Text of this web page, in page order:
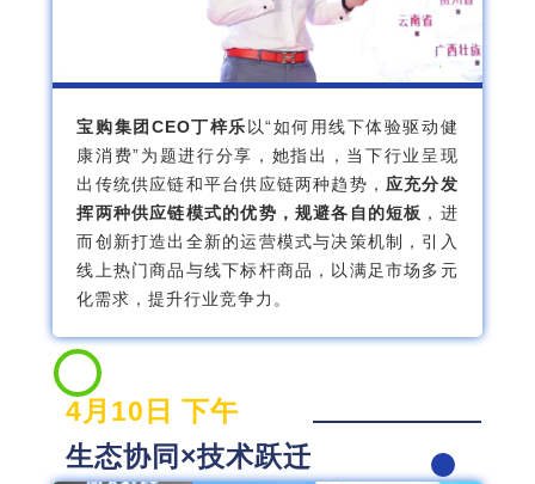
宝购集团CEO丁梓乐 以“如何用线下体验驱动健
康消费”为题进行分享，她指出，当下行业呈现
出传统供应链和平台供应链两种趋势， 应充分发
挥两种供应链模式的优势，规避各自的短板 ，进
而创新打造出全新的运营模式与决策机制，引入
线上热门商品与线下标杆商品，以满足市场多元
化需求，提升行业竞争力。
4月10日 下午
生态协同×技术跃迁